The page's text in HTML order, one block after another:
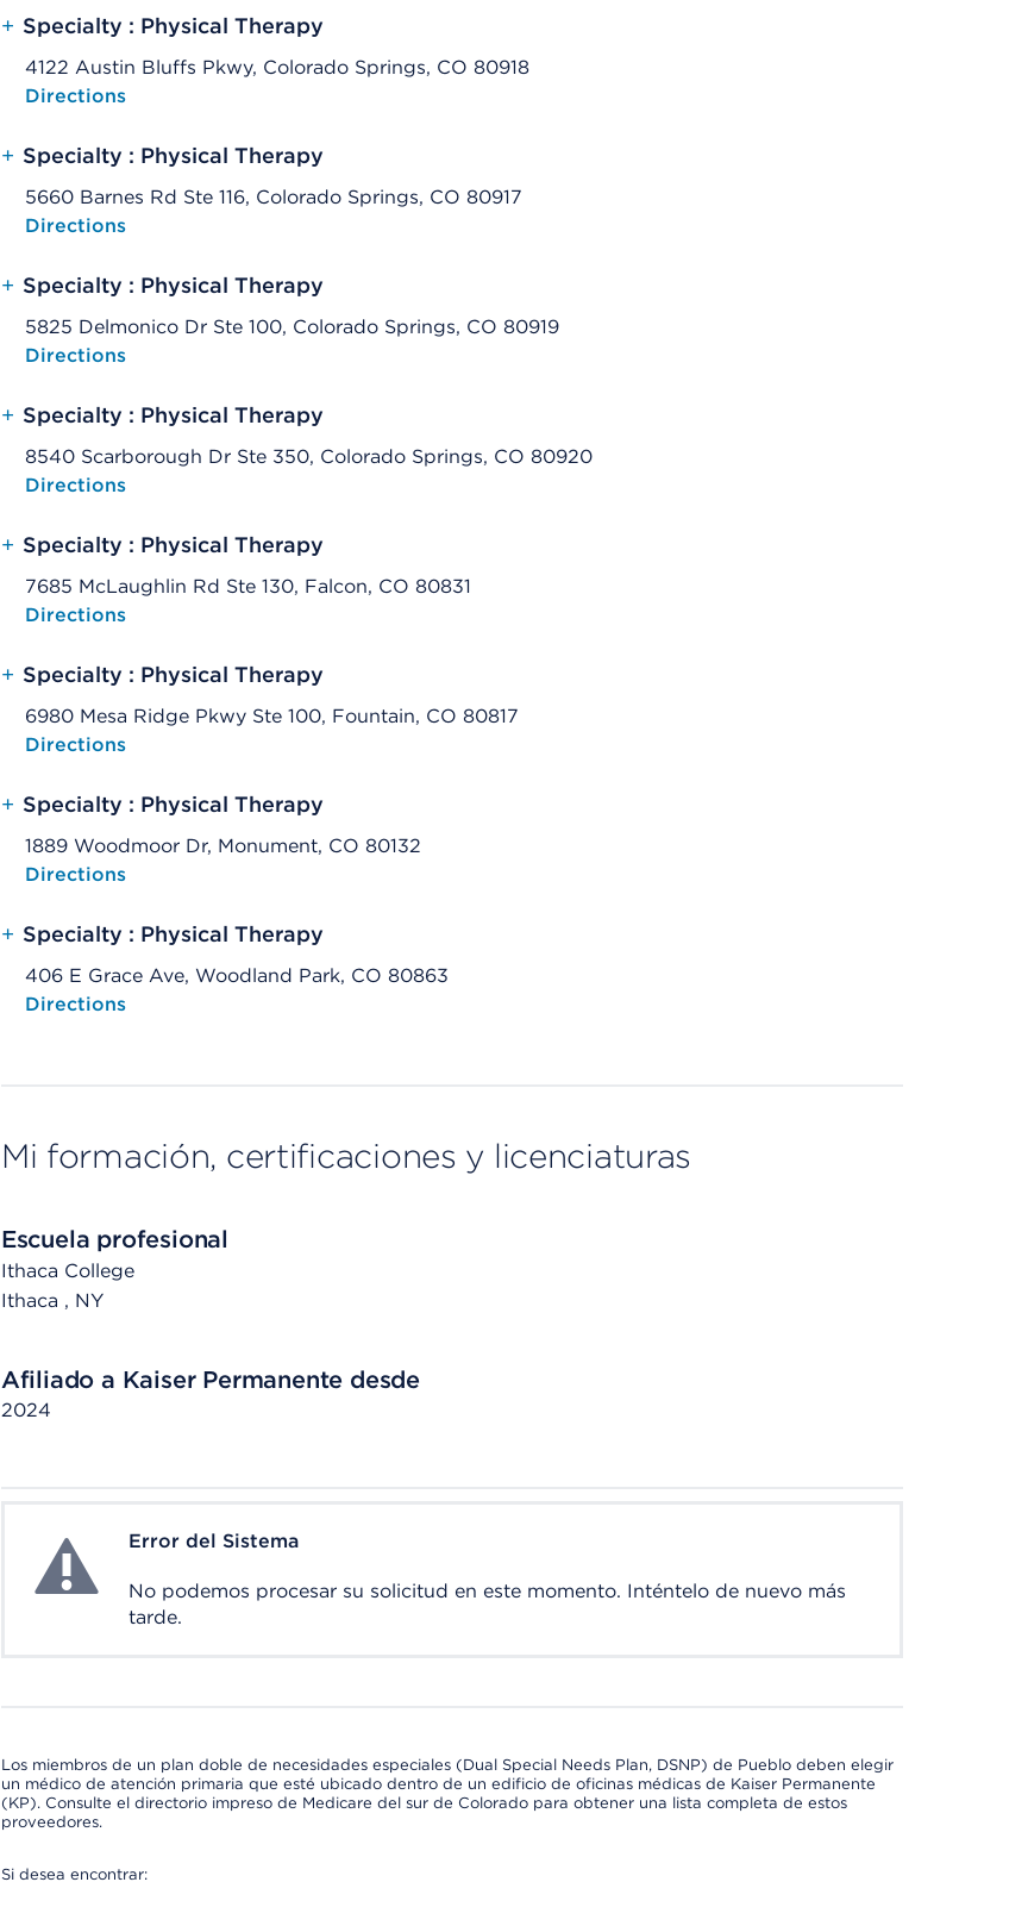
+ Specialty : Physical Therapy
4122 Austin Bluffs Pkwy, Colorado Springs, CO 80918
Opens native map application on mobile devices
Directions
+ Specialty : Physical Therapy
5660 Barnes Rd Ste 116, Colorado Springs, CO 80917
Opens native map application on mobile devices
Directions
+ Specialty : Physical Therapy
5825 Delmonico Dr Ste 100, Colorado Springs, CO 80919
Opens native map application on mobile devices
Directions
+ Specialty : Physical Therapy
8540 Scarborough Dr Ste 350, Colorado Springs, CO 80920
Opens native map application on mobile devices
Directions
+ Specialty : Physical Therapy
7685 McLaughlin Rd Ste 130, Falcon, CO 80831
Opens native map application on mobile devices
Directions
+ Specialty : Physical Therapy
6980 Mesa Ridge Pkwy Ste 100, Fountain, CO 80817
Opens native map application on mobile devices
Directions
+ Specialty : Physical Therapy
1889 Woodmoor Dr, Monument, CO 80132
Opens native map application on mobile devices
Directions
+ Specialty : Physical Therapy
406 E Grace Ave, Woodland Park, CO 80863
Opens native map application on mobile devices
Directions
Mi formación, certificaciones y licenciaturas
Escuela profesional
Ithaca College
Ithaca , NY
Afiliado a Kaiser Permanente desde
2024
System ErrorError del Sistema
No podemos procesar su solicitud en este momento. Inténtelo de nuevo más
tarde.
Los miembros de un plan doble de necesidades especiales (Dual Special Needs Plan, DSNP) de Pueblo deben elegir
un médico de atención primaria que esté ubicado dentro de un edificio de oficinas médicas de Kaiser Permanente
(KP). Consulte el directorio impreso de Medicare del sur de Colorado para obtener una lista completa de estos
proveedores.
Si desea encontrar: